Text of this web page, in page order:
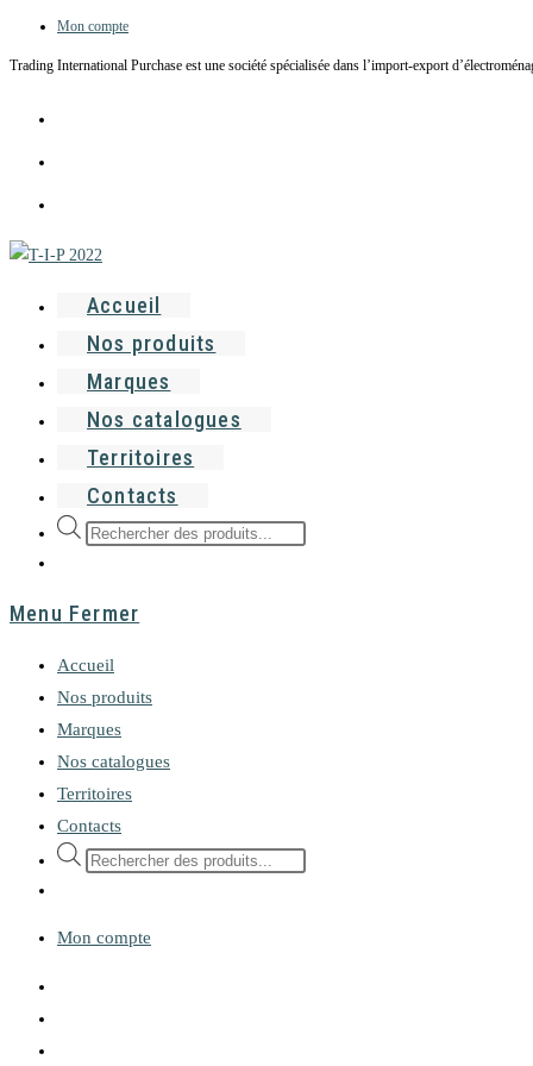
to
Mon compte
Trading International Purchase est une société spécialisée dans l’import-export
Accueil
Nos produits
Marques
Nos catalogues
Territoires
Contacts
Recherche
Menu Fermer
Accueil
Nos produits
Marques
Nos catalogues
Territoires
Contacts
Recherche
Mon compte